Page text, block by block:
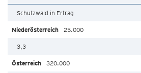
Schutzwald in Ertrag
25.000
3,3
320.000